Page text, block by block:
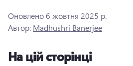
Спробувати безкоштовно
Оновлено6 жовтня 2025 р.
Автор: Madhushri Banerjee
На цій сторінці